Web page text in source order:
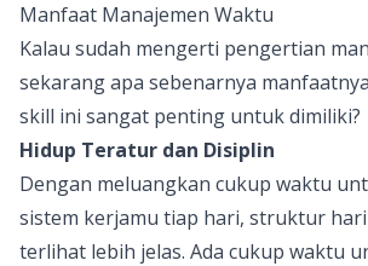
Manfaat Manajemen Waktu
Kalau sudah mengerti pengertian
sekarang apa sebenarnya
skill ini sangat penting untuk dimiliki?
Hidup Teratur dan Disiplin
Dengan meluangkan cukup waktu
sistem kerjamu tiap hari, struktur
terlihat lebih jelas. Ada cukup waktu